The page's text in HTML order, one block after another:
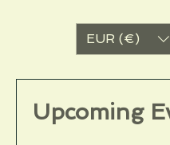
EUR (€)
Upcoming